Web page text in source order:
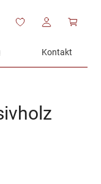
Kontakt